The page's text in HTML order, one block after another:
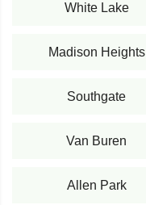
White Lake
Madison Heights
Southgate
Van Buren
Allen Park